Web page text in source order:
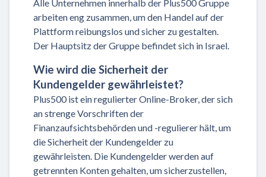
Alle Unternehmen innerhalb der Plus500 Gruppe
arbeiten eng zusammen, um den Handel auf der
Plattform reibungslos und sicher zu gestalten.
Der Hauptsitz der Gruppe befindet sich in Israel.
Wie wird die Sicherheit der
Kundengelder gewährleistet?
Plus500 ist ein regulierter Online-Broker, der sich
an strenge Vorschriften der
Finanzaufsichtsbehörden und -regulierer hält, um
die Sicherheit der Kundengelder zu
gewährleisten. Die Kundengelder werden auf
getrennten Konten gehalten, um sicherzustellen,